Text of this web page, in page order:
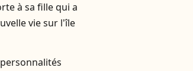
à sa fille qui a
vie sur l'île